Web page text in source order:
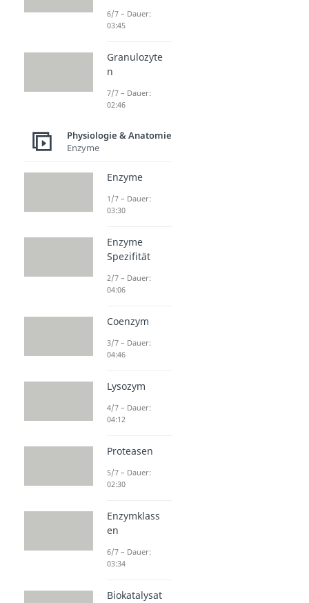
6/7 – Dauer:
03:45
Granulozyte
n
7/7 – Dauer:
02:46
Physiologie & Anatomie
Enzyme
Enzyme
1/7 – Dauer:
03:30
Enzyme
Spezifität
2/7 – Dauer:
04:06
Coenzym
3/7 – Dauer:
04:46
Lysozym
4/7 – Dauer:
04:12
Proteasen
5/7 – Dauer:
02:30
Enzymklass
en
6/7 – Dauer:
03:34
Biokatalysat